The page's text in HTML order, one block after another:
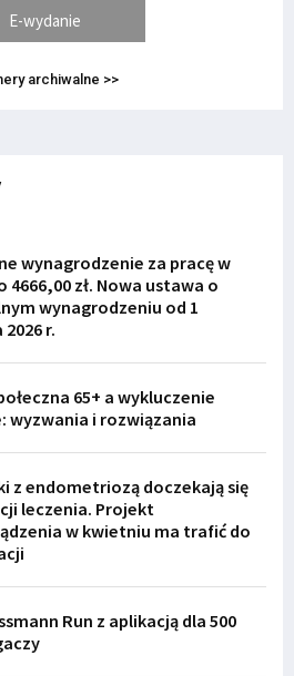
E-wydanie
archiwalne >>
wynagrodzenie za pracę w
4666,00 zł. Nowa ustawa o
wynagrodzeniu od 1
r.
65+ a wykluczenie
wyzwania i rozwiązania
z endometriozą doczekają się
leczenia. Projekt
w kwietniu ma trafić do
Run z aplikacją dla 500